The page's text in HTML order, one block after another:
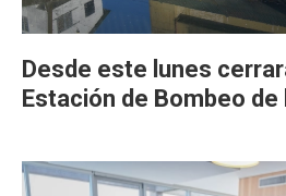
Desde este lunes
Estación de Bombeo